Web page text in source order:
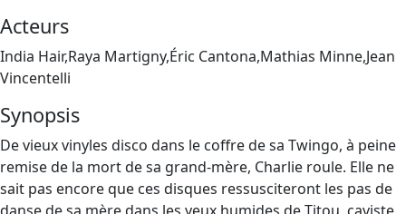
Acteurs
India Hair,Raya Martigny,Éric Cantona,Mathias Minne,Jean
Vincentelli
Synopsis
De vieux vinyles disco dans le coffre de sa Twingo, à peine
remise de la mort de sa grand-mère, Charlie roule. Elle ne
sait pas encore que ces disques ressusciteront les pas de